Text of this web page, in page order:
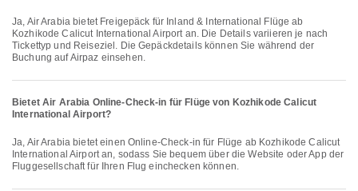
Ja, Air Arabia bietet Freigepäck für Inland & International Flüge ab
Kozhikode Calicut International Airport an. Die Details variieren je nach
Tickettyp und Reiseziel. Die Gepäckdetails können Sie während der
Buchung auf Airpaz einsehen.
Bietet Air Arabia Online-Check-in für Flüge von Kozhikode Calicut
International Airport?
Ja, Air Arabia bietet einen Online-Check-in für Flüge ab Kozhikode Calicut
International Airport an, sodass Sie bequem über die Website oder App der
Fluggesellschaft für Ihren Flug einchecken können.